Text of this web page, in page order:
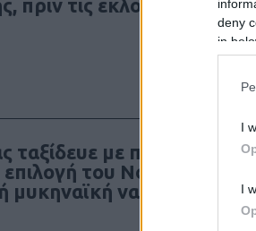
deny
in
I
I
πριν τις εκλογές
με πλοίο των
του Νόλαν και η
μυκηναϊκή ναυπηγική